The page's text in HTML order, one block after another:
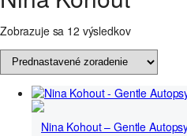
Zobrazuje sa 12 výsledkov
Nina Kohout – Gentle